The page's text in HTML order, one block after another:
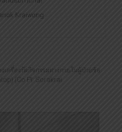
Kraiwong
เครื่องวัดกิจกรรมทางกายในผู้ป่วยข้อ
(Co PI: Sorakrai